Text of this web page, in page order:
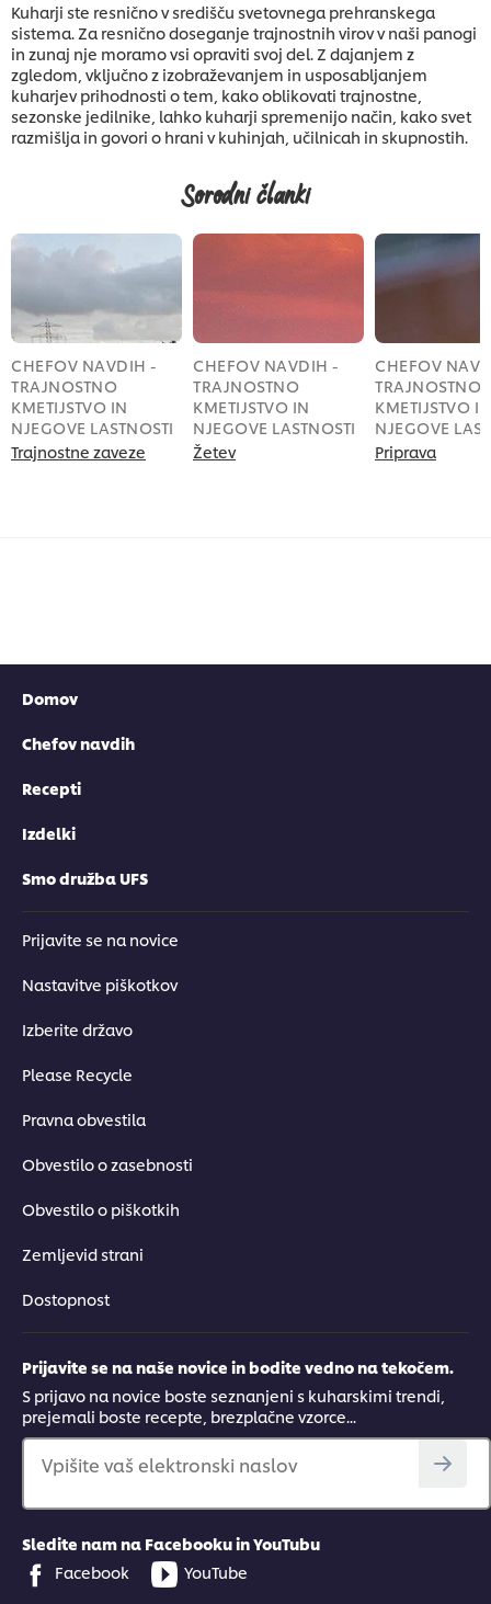
Kuharji ste resnično v središču svetovnega prehranskega
sistema. Za resnično doseganje trajnostnih virov v naši panogi
in zunaj nje moramo vsi opraviti svoj del. Z dajanjem z
zgledom, vključno z izobraževanjem in usposabljanjem
kuharjev prihodnosti o tem, kako oblikovati trajnostne,
sezonske jedilnike, lahko kuharji spremenijo način, kako svet
razmišlja in govori o hrani v kuhinjah, učilnicah in skupnostih.
Sorodni članki
CHEFOV NAVDIH -
TRAJNOSTNO
KMETIJSTVO IN
NJEGOVE LASTNOSTI
Trajnostne zaveze
CHEFOV NAVDIH -
TRAJNOSTNO
KMETIJSTVO IN
NJEGOVE LASTNOSTI
Žetev
CHEFOV
TRAJNOSTNO
KMETIJSTVO IN
NJEGOVE
Priprava
Domov
Chefov navdih
Recepti
Izdelki
Smo družba UFS
Prijavite se na novice
Nastavitve piškotkov
Izberite državo
Please Recycle
Pravna obvestila
Obvestilo o zasebnosti
Obvestilo o piškotkih
Zemljevid strani
Dostopnost
Prijavite se na naše novice in bodite vedno na tekočem.
S prijavo na novice boste seznanjeni s kuharskimi trendi,
prejemali boste recepte, brezplačne vzorce...
Vpišite vaš elektronski naslov
Sledite nam na Facebooku in YouTubu
Facebook
YouTube